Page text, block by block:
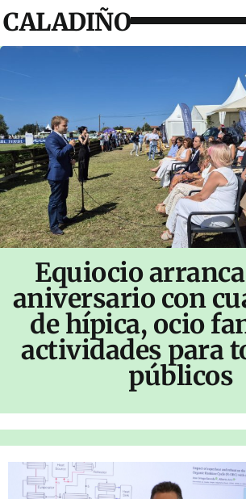
CALADIÑO
Equiocio arranca
aniversario con
de hípica, ocio
actividades para
públicos